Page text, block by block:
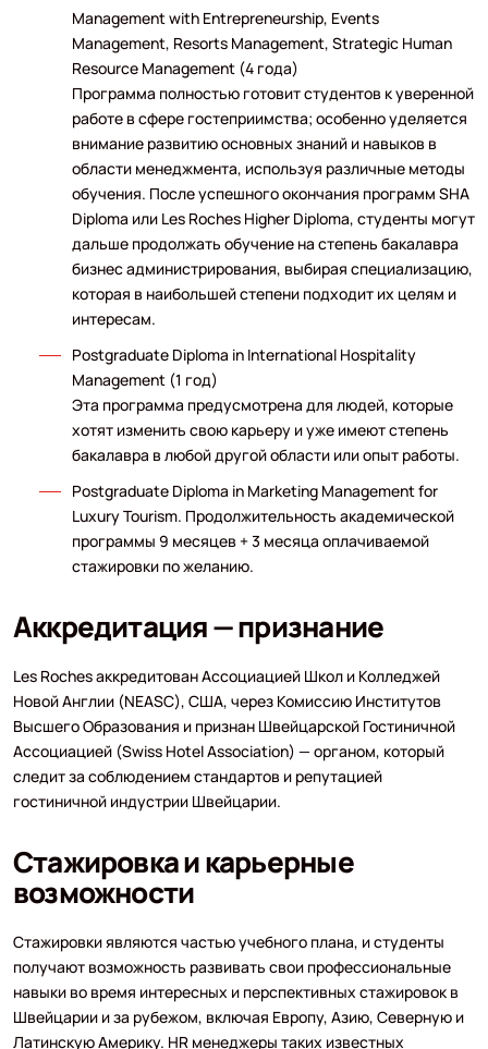
Management with Entrepreneurship, Events
Management, Resorts Management, Strategic Human
Resource Management (4 года)
Программа полностью готовит студентов к уверенной
работе в сфере гостеприимства; особенно уделяется
внимание развитию основных знаний и навыков в
области менеджмента, используя различные методы
обучения. После успешного окончания программ SHA
Diploma или Les Roches Higher Diploma, студенты могут
дальше продолжать обучение на степень бакалавра
бизнес администрирования, выбирая специализацию,
которая в наибольшей степени подходит их целям и
интересам.
Postgraduate Diploma in International Hospitality
Management (1 год)
Эта программа предусмотрена для людей, которые
хотят изменить свою карьеру и уже имеют степень
бакалавра в любой другой области или опыт работы.
Postgraduate Diploma in Marketing Management for
Luxury Tourism. Продолжительность академической
программы 9 месяцев + 3 месяца оплачиваемой
стажировки по желанию.
Аккредитация — признание
Les Roches аккредитован Ассоциацией Школ и Колледжей
Новой Англии (NEASC), США, через Комиссию Институтов
Высшего Образования и признан Швейцарской Гостиничной
Ассоциацией (Swiss Hotel Association) — органом, который
следит за соблюдением стандартов и репутацией
гостиничной индустрии Швейцарии.
Стажировка и карьерные
возможности
Стажировки являются частью учебного плана, и студенты
получают возможность развивать свои профессиональные
навыки во время интересных и перспективных стажировок в
Швейцарии и за рубежом, включая Европу, Азию, Северную и
Латинскую Америку. HR менеджеры таких известных